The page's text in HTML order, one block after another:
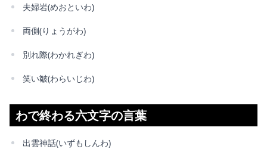
夫婦岩(めおといわ)
両側(りょうがわ)
別れ際(わかれぎわ)
笑い皺(わらいじわ)
わで終わる六文字の言葉
出雲神話(いずもしんわ)